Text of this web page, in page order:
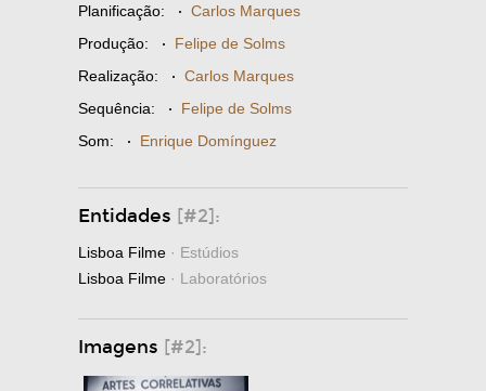
Planificação: · Carlos Marques
Produção: · Felipe de Solms
Realização: · Carlos Marques
Sequência: · Felipe de Solms
Som: · Enrique Domínguez
Entidades [#2]:
Lisboa Filme · Estúdios
Lisboa Filme · Laboratórios
Imagens [#2]: